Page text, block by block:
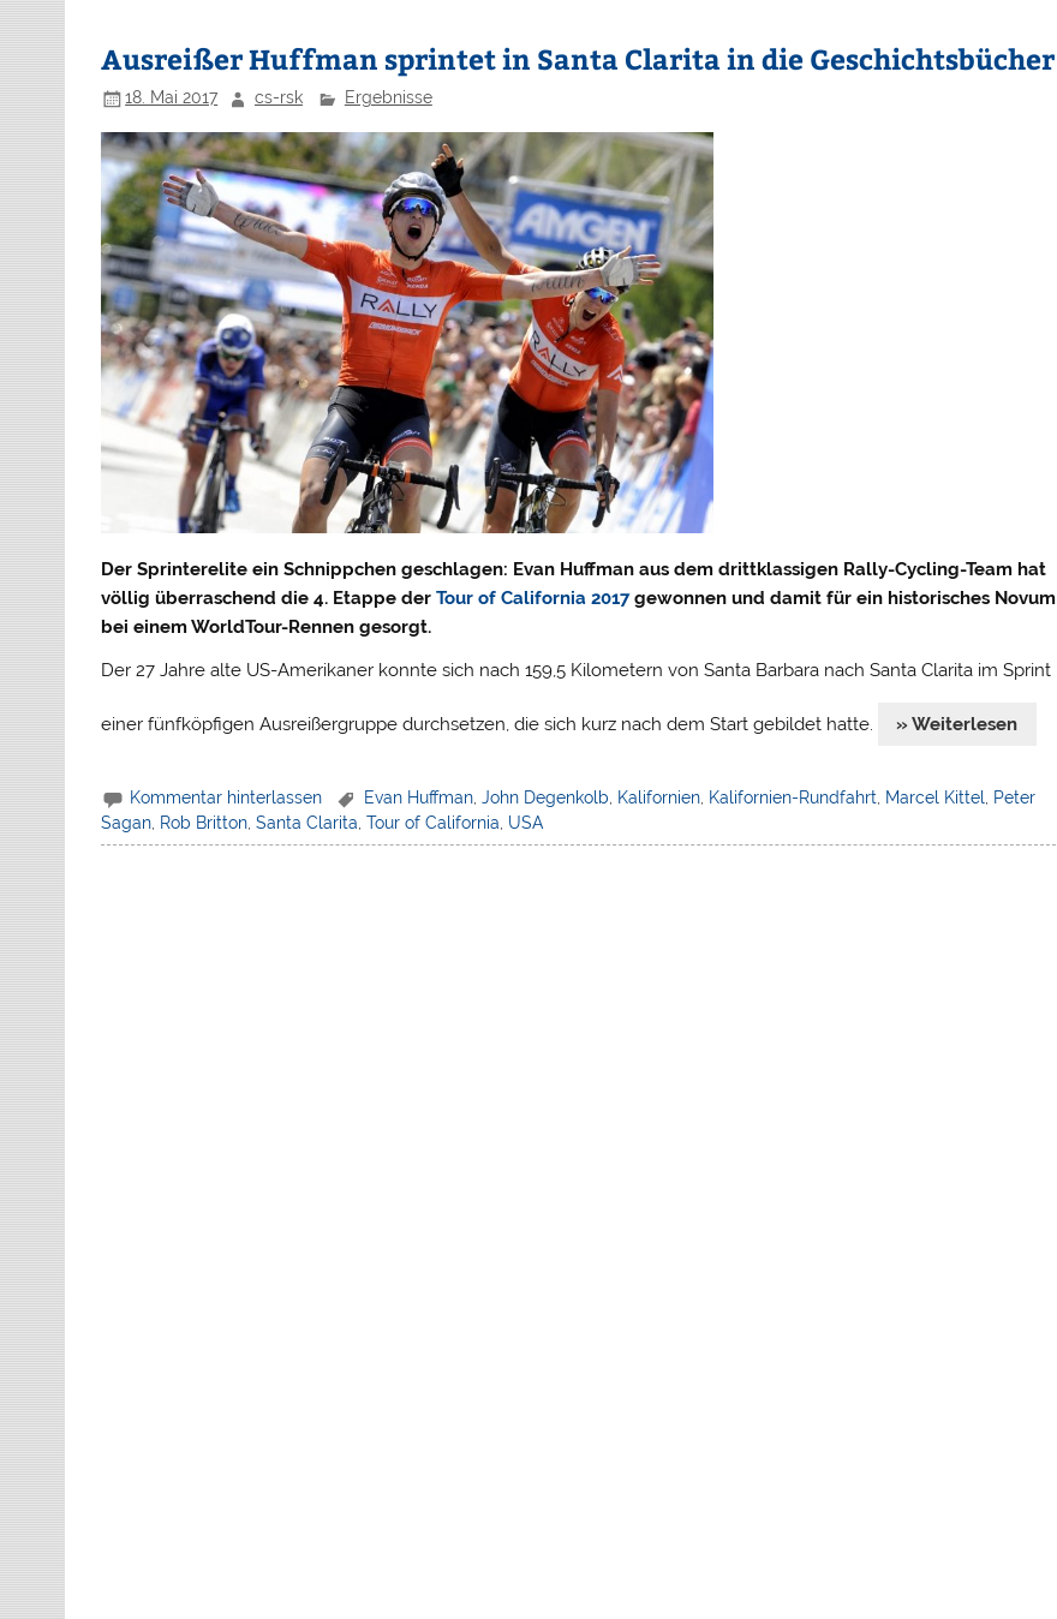
Ausreißer Huffman sprintet in Santa Clarita in die Geschichtsbücher
18. Mai 2017 cs-rsk Ergebnisse
Der Sprinterelite ein Schnippchen geschlagen: Evan Huffman aus dem drittklassigen Rally-Cycling-Team hat
völlig überraschend die 4. Etappe derTour of California 2017gewonnen und damit für ein historisches Novum
bei einem WorldTour-Rennen gesorgt.
Der 27 Jahre alte US-Amerikaner konnte sich nach 159,5 Kilometern von Santa Barbara nach Santa Clarita im Sprint
einer fünfköpfigen Ausreißergruppe durchsetzen, die sich kurz nach dem Start gebildet hatte. » Weiterlesen
Kommentar hinterlassen Evan Huffman, John Degenkolb Kalifornien, Kalifornien-Rundfahrt Marcel Kittel
Peter
Sagan, Rob Britton,Santa Clarita,Tour of California, USA